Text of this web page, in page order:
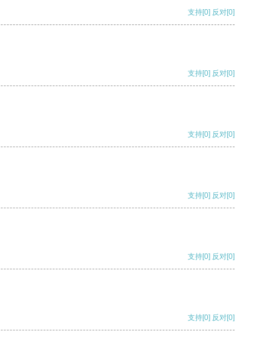
支持[0] 反对[0]
支持[0] 反对[0]
支持[0] 反对[0]
支持[0] 反对[0]
支持[0] 反对[0]
支持[0] 反对[0]